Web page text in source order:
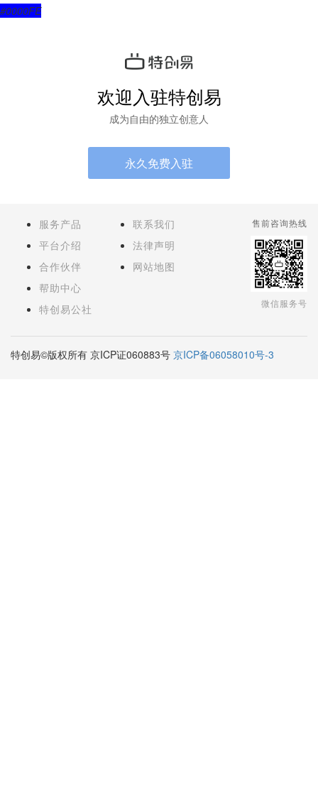
#0000FE
欢迎入驻特创易
成为自由的独立创意人
永久免费入驻
服务产品
平台介绍
合作伙伴
帮助中心
特创易公社
联系我们
法律声明
网站地图
售前咨询热线
微信服务号
特创易©版权所有 京ICP证060883号 京ICP备06058010号-3